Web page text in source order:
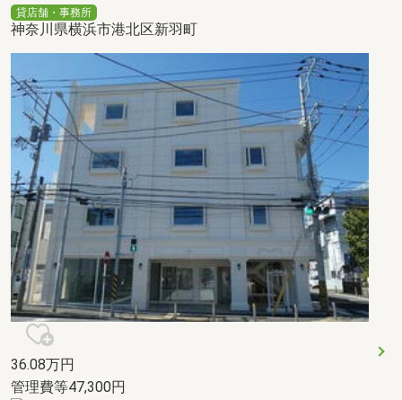
貸店舗・事務所
神奈川県横浜市港北区新羽町
36.08万円
管理費等47,300円